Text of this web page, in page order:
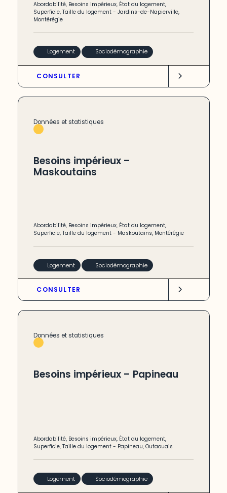
Abordabilité, Besoins impérieux, État du logement,
Superficie,Taille du logement -Jardins-de-Napierville,
Montérégie
Logement Sociodémographie
CONSULTER
Données et statistiques
Besoins impérieux –
Maskoutains
Abordabilité, Besoins impérieux, État du logement,
Superficie,Taille du logement - Maskoutains, Montérégie
Logement Sociodémographie
CONSULTER
Données et statistiques
Besoins impérieux – Papineau
Abordabilité, Besoins impérieux, État du logement,
Superficie,Taille du logement - Papineau,Outaouais
Logement Sociodémographie